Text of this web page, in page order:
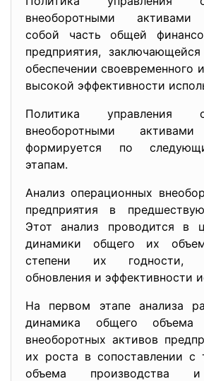
внеоборотными активами
собой часть общей
предприятия,
обеспечении своевременного
высокой эффективности
Политика управления
внеоборотными активами
формируется по
этапам.
Анализ операционных
предприятия в
Этот анализ проводится в
динамики общего их
степени их годности,
обновления и эффективности
На первом этапе анализа
динамика общего объема
внеоборотных активов
их роста в сопоставлении с
объема производства и